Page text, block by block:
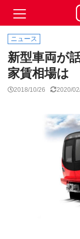
ニュース
新型車両が
家賃相場は
2018/10/26 2020/